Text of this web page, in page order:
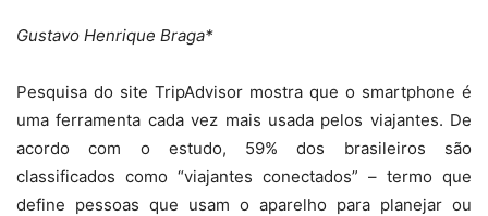
Gustavo Henrique Braga*
Pesquisa do site TripAdvisor mostra que o smartphone é
uma ferramenta cada vez mais usada pelos viajantes. De
acordo com o estudo, 59% dos brasileiros são
classificados como “viajantes conectados” – termo que
define pessoas que usam o aparelho para planejar ou